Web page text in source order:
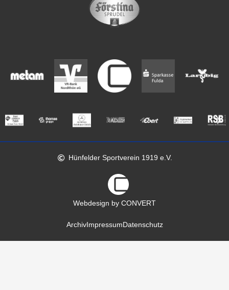
Hünfelder Sportverein 1919 e.V.
Webdesign by CONVERT
ArchivImpressumDatenschutz